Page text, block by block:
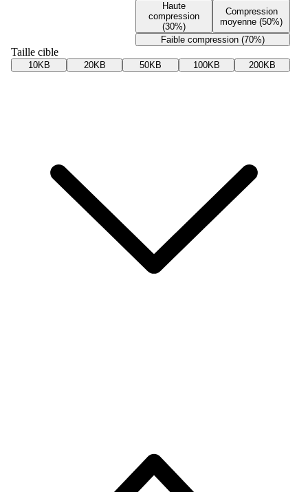
Haute
compression
(30%)
Compression
moyenne (50%)
Faible compression (70%)
Taille cible
10KB 20KB 50KB 100KB 200KB